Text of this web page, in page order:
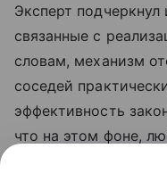
Эксперт
связанные с
словам, механизм
соседей
эффективность
что на этом фоне,